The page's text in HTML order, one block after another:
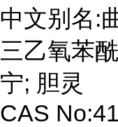
中文别名:
三乙氧苯
宁; 胆灵
CAS